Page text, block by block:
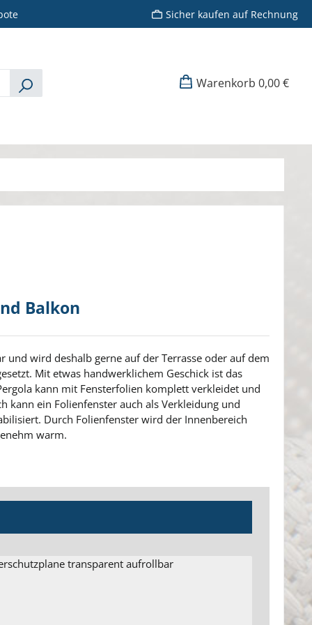
Sicher kaufen auf Rechnung
Warenkorb 0,00 €
Balkon
und wird deshalb gerne auf der Terrasse oder auf dem
Mit etwas handwerklichem Geschick ist das
kann mit Fensterfolien komplett verkleidet und
kann ein Folienfenster auch als Verkleidung und
Durch Folienfenster wird der Innenbereich
warm.